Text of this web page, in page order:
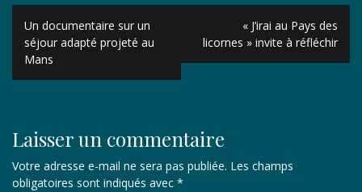
Navigation
de
l’article
Un documentaire sur un
séjour adapté projeté au
Mans
« J’irai au Pays des
licornes » invite à réfléchir
Laisser un commentaire
Votre adresse e-mail ne sera pas publiée. Les champs
obligatoires sont indiqués avec *